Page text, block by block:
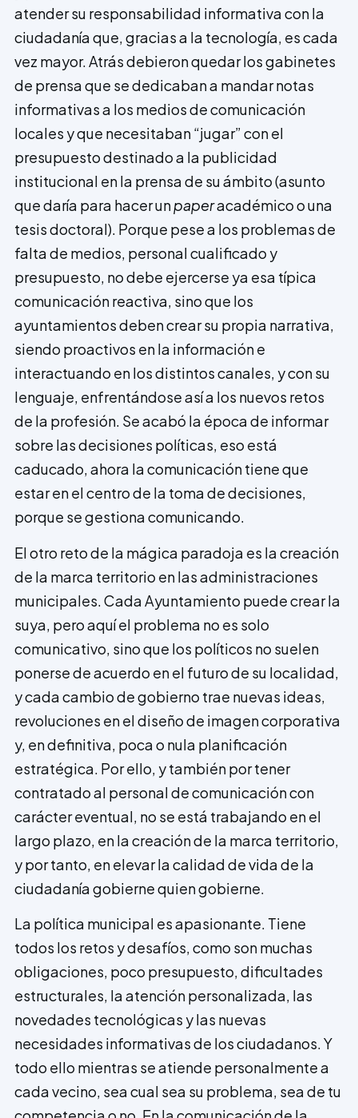
atender su responsabilidad informativa con la
ciudadanía que, gracias a la tecnología, es cada
vez mayor. Atrás debieron quedar los gabinetes
de prensa que se dedicaban a mandar notas
informativas a los medios de comunicación
locales y que necesitaban “jugar” con el
presupuesto destinado a la publicidad
institucional en la prensa de su ámbito (asunto
que daría para hacer unpaperacadémico o una
tesis doctoral). Porque pese a los problemas de
falta de medios, personal cualificado y
presupuesto, no debe ejercerse ya esa típica
comunicación reactiva, sino que los
ayuntamientos deben crear su propia narrativa,
siendo proactivos en la información e
interactuando en los distintos canales, y con su
lenguaje, enfrentándose así a los nuevos retos
de la profesión. Se acabó la época de informar
sobre las decisiones políticas, eso está
caducado, ahora la comunicación tiene que
estar en el centro de la toma de decisiones,
porque se gestiona comunicando.
El otro reto de la mágica paradoja es la creación
de la marca territorio en las administraciones
municipales. Cada Ayuntamiento puede crear la
suya, pero aquí el problema no es solo
comunicativo, sino que los políticos no suelen
ponerse de acuerdo en el futuro de su localidad,
y cada cambio de gobierno trae nuevas ideas,
revoluciones en el diseño de imagen corporativa
y, en definitiva, poca o nula planificación
estratégica. Por ello, y también por tener
contratado al personal de comunicación con
carácter eventual, no se está trabajando en el
largo plazo, en la creación de la marca territorio,
y por tanto, en elevar la calidad de vida de la
ciudadanía gobierne quien gobierne.
La política municipal es apasionante. Tiene
todos los retos y desafíos, como son muchas
obligaciones, poco presupuesto, dificultades
estructurales, la atención personalizada, las
novedades tecnológicas y las nuevas
necesidades informativas de los ciudadanos. Y
todo ello mientras se atiende personalmente a
cada vecino, sea cual sea su problema, sea de tu